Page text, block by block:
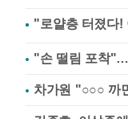
"손 떨림 포착
차가원 "○○○ 까